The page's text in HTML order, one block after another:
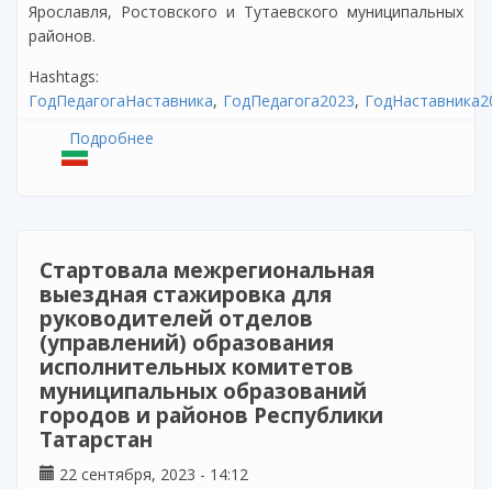
Ярославля, Ростовского и Тутаевского муниципальных
районов.
Hashtags:
ГодПедагогаНаставника ГодПедагога2023
Подробнее
Стартовала межрегиональная
выездная стажировка для
руководителей отделов
(управлений) образования
исполнительных комитетов
муниципальных образований
городов и районов Республики
Татарстан
22 сентября, 2023 - 14:12